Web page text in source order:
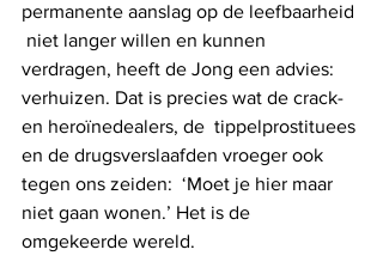
permanente aanslag op de leefbaarheid
niet langer willen en kunnen
verdragen, heeft de Jong een advies:
verhuizen. Dat is precies wat de crack-
en heroïnedealers, de  tippelprostituees
en de drugsverslaafden vroeger ook
tegen ons zeiden:  ‘Moet je hier maar
niet gaan wonen.’ Het is de
omgekeerde wereld.